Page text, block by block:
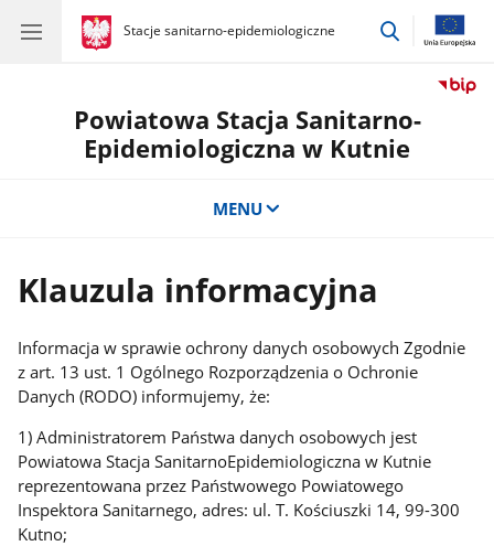
gov.pl
Stacje sanitarno-epidemiologiczne
gov.pl
Stacje
przejdź
Powiatowa Stacja Sanitarno-
Epidemiologiczna w Kutnie
MENU
Klauzula informacyjna
Informacja w sprawie ochrony danych osobowych Zgodnie
z art. 13 ust. 1 Ogólnego Rozporządzenia o Ochronie
Danych (RODO) informujemy, że:
1) Administratorem Państwa danych osobowych jest
Powiatowa Stacja SanitarnoEpidemiologiczna w Kutnie
reprezentowana przez Państwowego Powiatowego
Inspektora Sanitarnego, adres: ul. T. Kościuszki 14, 99-300
Kutno;